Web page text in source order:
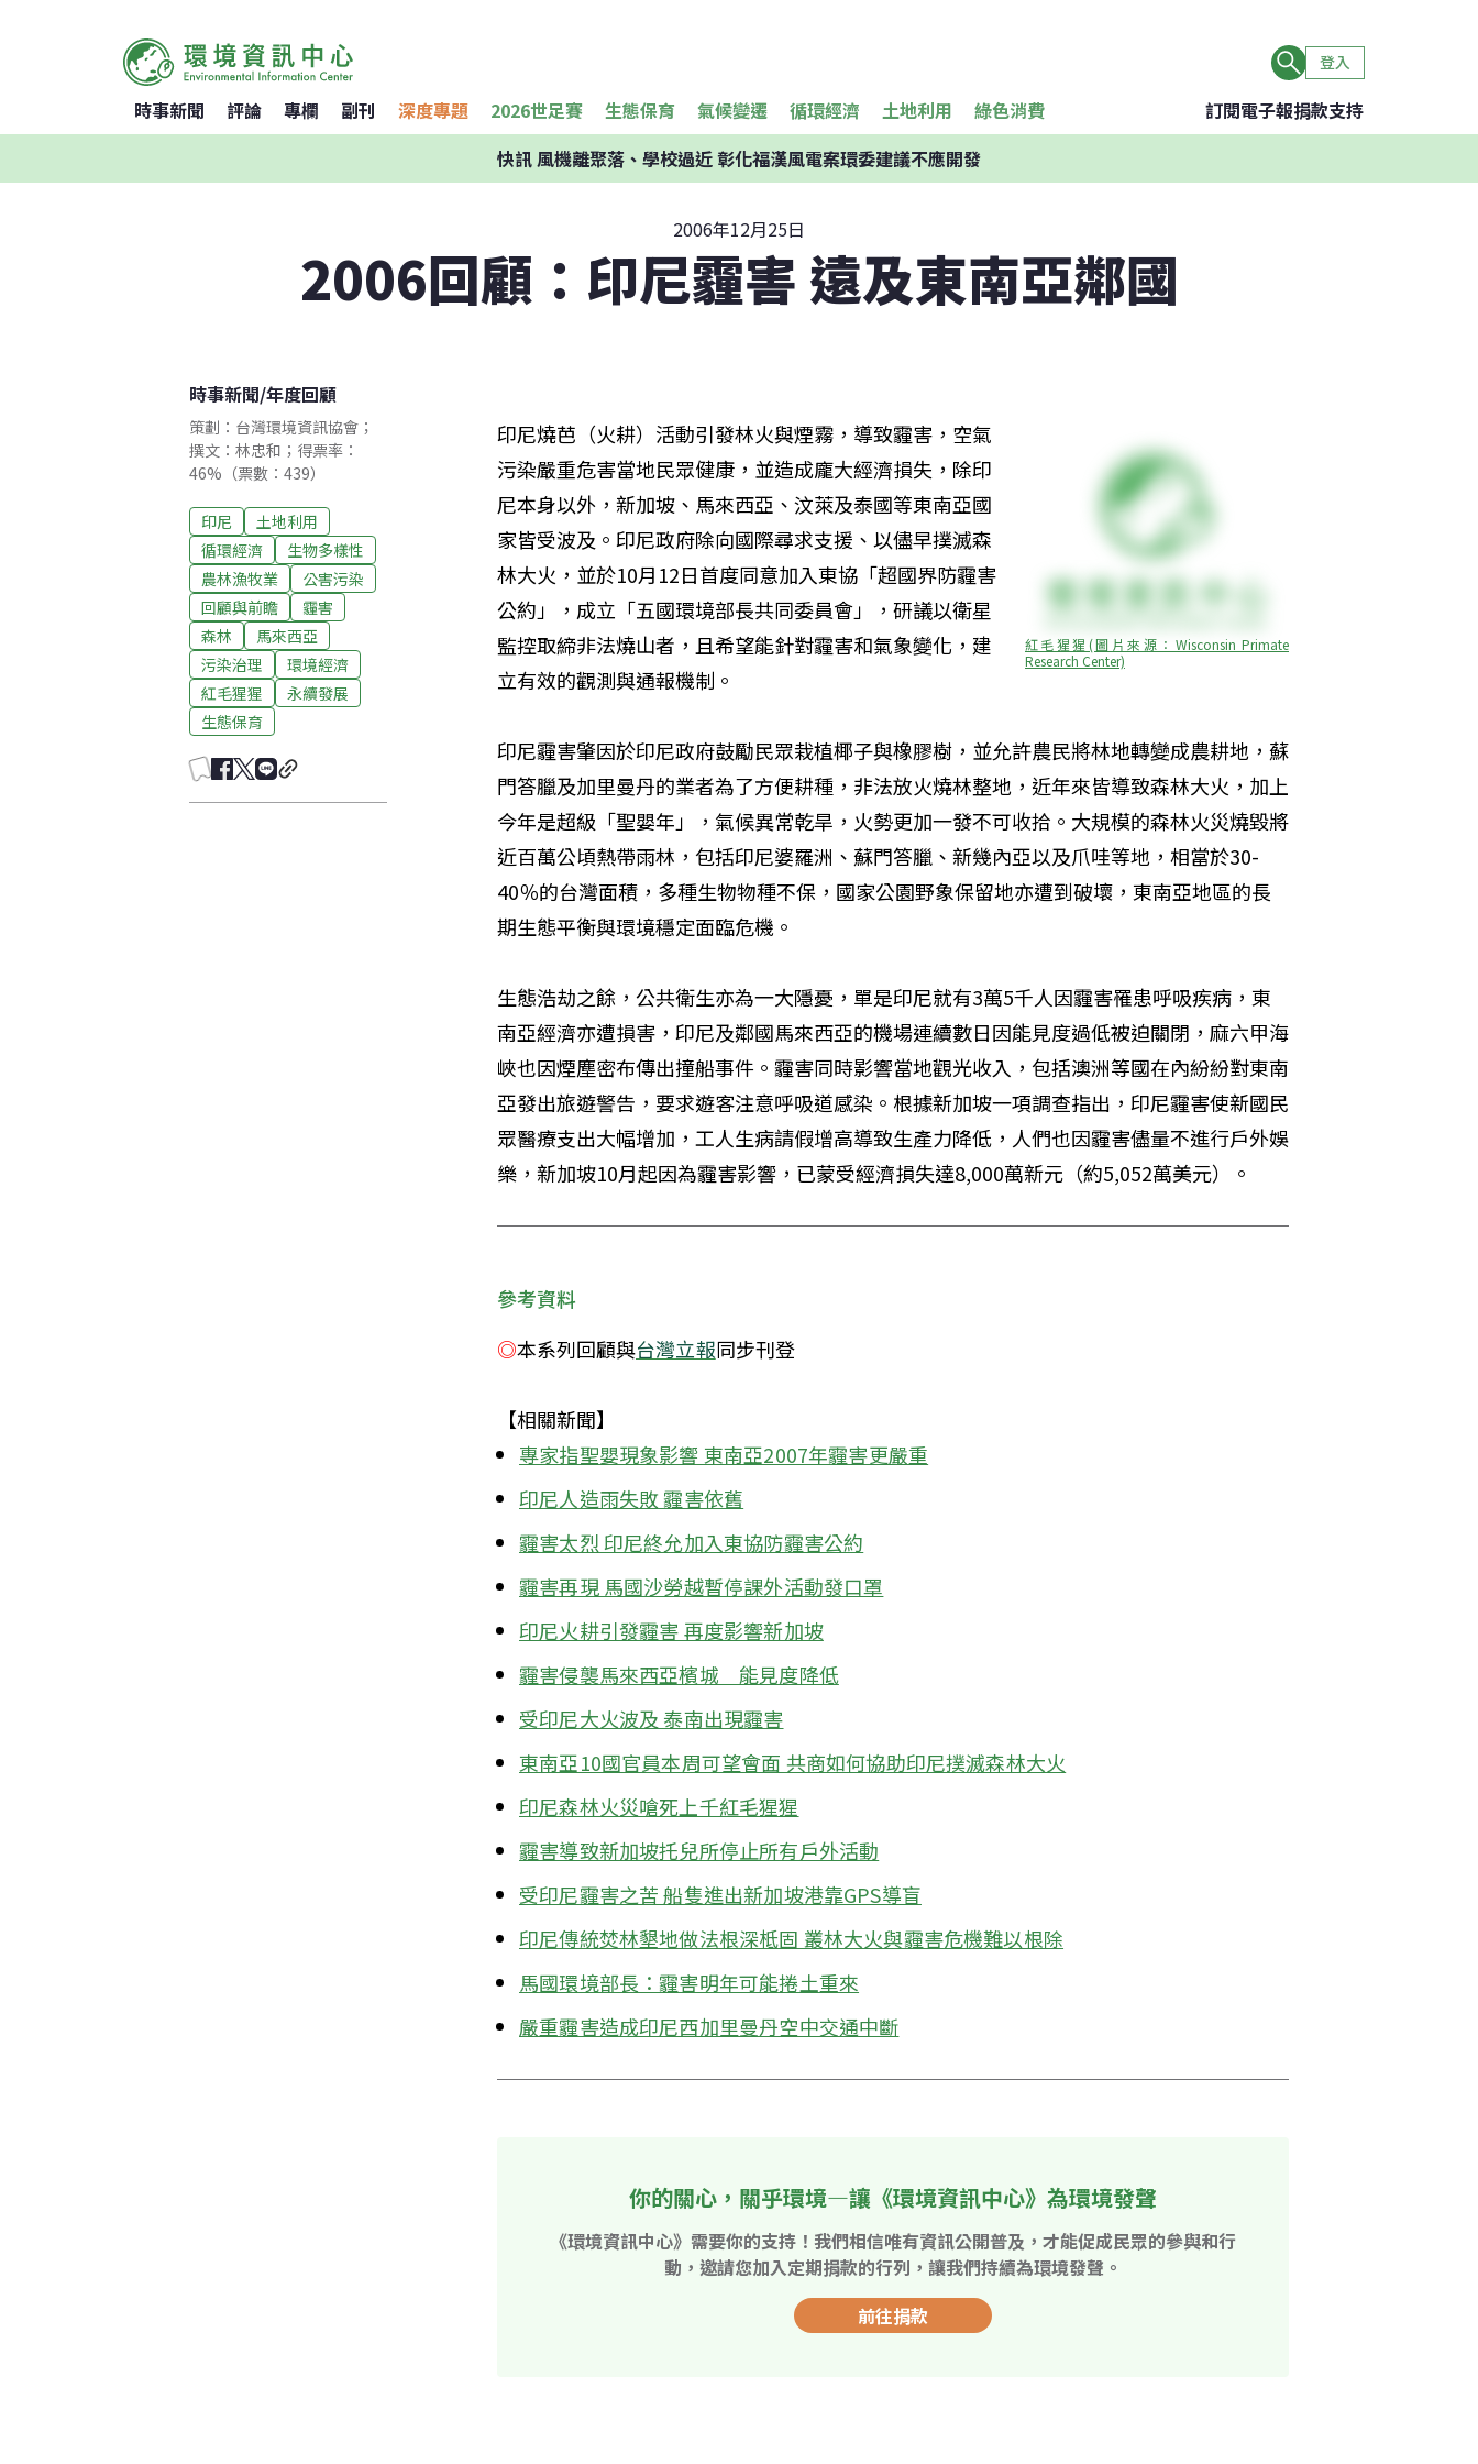
登入
時事新聞 評論 專欄 副刊 深度專題 2026世足賽 生態保育 氣候變遷 循環經濟 土地利用 綠色消費 訂閱電子報捐款支持
快訊風機離聚落、學校過近 彰化福漢風電案環委建議不應開發
2006年12月25日
2006回顧：印尼霾害 遠及東南亞鄰國
時事新聞/年度回顧
策劃：台灣環境資訊協會；
撰文：林忠和；得票率：
46%（票數：439）
印尼
土地利用
循環經濟
生物多樣性
農林漁牧業
公害污染
回顧與前瞻
霾害
森林
馬來西亞
污染治理
環境經濟
紅毛猩猩
永續發展
生態保育
紅毛猩猩(圖片來源：Wisconsin Primate
Research Center)
印尼燒芭（火耕）活動引發林火與煙霧，導致霾害，空氣
污染嚴重危害當地民眾健康，並造成龐大經濟損失，除印
尼本身以外，新加坡、馬來西亞、汶萊及泰國等東南亞國
家皆受波及。印尼政府除向國際尋求支援、以儘早撲滅森
林大火，並於10月12日首度同意加入東協「超國界防霾害
公約」，成立「五國環境部長共同委員會」，研議以衛星
監控取締非法燒山者，且希望能針對霾害和氣象變化，建
立有效的觀測與通報機制。
印尼霾害肇因於印尼政府鼓勵民眾栽植椰子與橡膠樹，並允許農民將林地轉變成農耕地，蘇
門答臘及加里曼丹的業者為了方便耕種，非法放火燒林整地，近年來皆導致森林大火，加上
今年是超級「聖嬰年」，氣候異常乾旱，火勢更加一發不可收拾。大規模的森林火災燒毀將
近百萬公頃熱帶雨林，包括印尼婆羅洲、蘇門答臘、新幾內亞以及爪哇等地，相當於30-
40％的台灣面積，多種生物物種不保，國家公園野象保留地亦遭到破壞，東南亞地區的長
期生態平衡與環境穩定面臨危機。
生態浩劫之餘，公共衛生亦為一大隱憂，單是印尼就有3萬5千人因霾害罹患呼吸疾病，東
南亞經濟亦遭損害，印尼及鄰國馬來西亞的機場連續數日因能見度過低被迫關閉，麻六甲海
峽也因煙塵密布傳出撞船事件。霾害同時影響當地觀光收入，包括澳洲等國在內紛紛對東南
亞發出旅遊警告，要求遊客注意呼吸道感染。根據新加坡一項調查指出，印尼霾害使新國民
眾醫療支出大幅增加，工人生病請假增高導致生產力降低，人們也因霾害儘量不進行戶外娛
樂，新加坡10月起因為霾害影響，已蒙受經濟損失達8,000萬新元（約5,052萬美元）。
參考資料
◎本系列回顧與台灣立報同步刊登
【相關新聞】
專家指聖嬰現象影響 東南亞2007年霾害更嚴重
印尼人造雨失敗 霾害依舊
霾害太烈 印尼終允加入東協防霾害公約
霾害再現 馬國沙勞越暫停課外活動發口罩
印尼火耕引發霾害 再度影響新加坡
霾害侵襲馬來西亞檳城　能見度降低
受印尼大火波及 泰南出現霾害
東南亞10國官員本周可望會面 共商如何協助印尼撲滅森林大火
印尼森林火災嗆死上千紅毛猩猩
霾害導致新加坡托兒所停止所有戶外活動
受印尼霾害之苦 船隻進出新加坡港靠GPS導盲
印尼傳統焚林墾地做法根深柢固 叢林大火與霾害危機難以根除
馬國環境部長：霾害明年可能捲土重來
嚴重霾害造成印尼西加里曼丹空中交通中斷
你的關心，關乎環境—讓《環境資訊中心》為環境發聲
《環境資訊中心》需要你的支持！我們相信唯有資訊公開普及，才能促成民眾的參與和行
動，邀請您加入定期捐款的行列，讓我們持續為環境發聲。
前往捐款